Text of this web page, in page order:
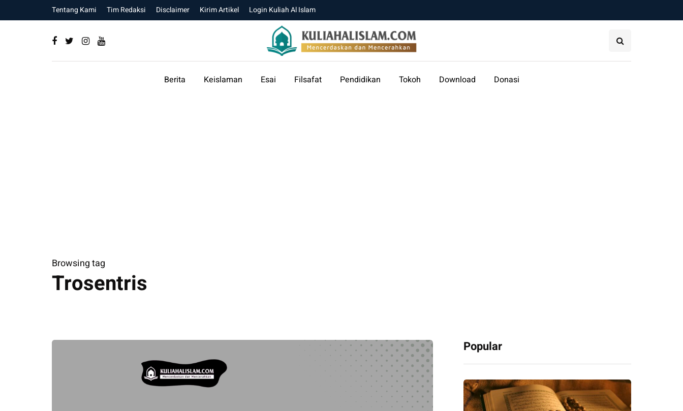
Tentang Kami Tim Redaksi Disclaimer Kirim Artikel Login Kuliah Al Islam
Berita Keislaman Esai Filsafat Pendidikan Tokoh Download Donasi
Browsing tag
Trosentris
Popular